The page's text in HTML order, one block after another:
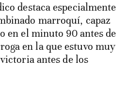
destaca especialmente
marroquí, capaz
en el minuto 90 antes de
en la que estuvo muy
antes de los